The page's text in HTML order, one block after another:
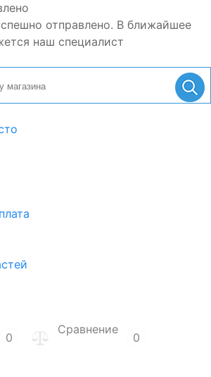
отправлено. В ближайшее
наш специалист
0
Сравнение
0